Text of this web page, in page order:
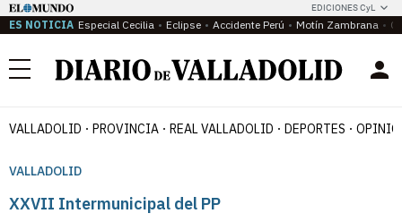
EDICIONES CyL
ES NOTICIA Especial Cecilia Eclipse Accidente Perú Motín Zambrana
Menú
VALLADOLID PROVINCIA REAL VALLADOLID DEPORTES
VALLADOLID
XXVII Intermunicipal del PP